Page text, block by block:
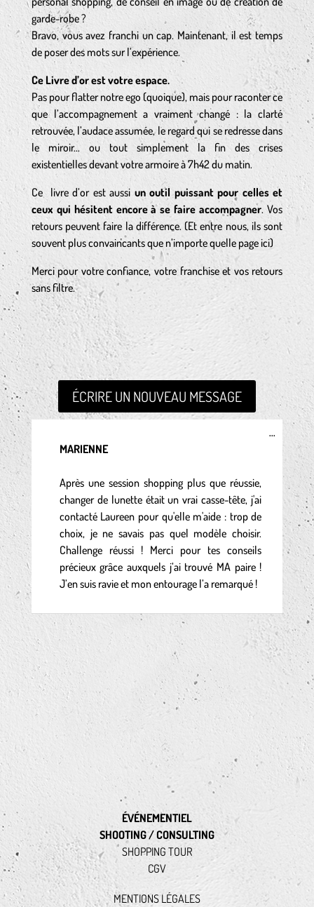
garde-robe ?
Bravo, vous avez franchi un cap. Maintenant, il est temps
de poser des mots sur l’expérience.
Ce Livre d’or est votre espace.
Pas pour flatter notre ego (quoique), mais pour raconter ce
que l’accompagnement a vraiment changé : la clarté
retrouvée, l’audace assumée, le regard qui se redresse dans
le miroir… ou tout simplement la fin des crises
existentielles devant votre armoire à 7h42 du matin.
Ce livre d’or est aussi un outil puissant pour celles et
ceux qui hésitent encore à se faire accompagner. Vos
retours peuvent faire la différence. (Et entre nous, ils sont
souvent plus convaincants que n’importe quelle page ici)
Merci pour votre confiance, votre franchise et vos retours
sans filtre.
MARIENNE
Après une session shopping plus que réussie,
changer de lunette était un vrai casse-tête, j'ai
contacté Laureen pour qu'elle m'aide : trop de
choix, je ne savais pas quel modèle choisir.
Challenge réussi ! Merci pour tes conseils
précieux grâce auxquels j’ai trouvé MA paire !
J’en suis ravie et mon entourage l’a remarqué !
... Ouvrir/
méta.
ÉVÉNEMENTIEL
SHOOTING / CONSULTING
SHOPPING TOUR
CGV
MENTIONS LÉGALES